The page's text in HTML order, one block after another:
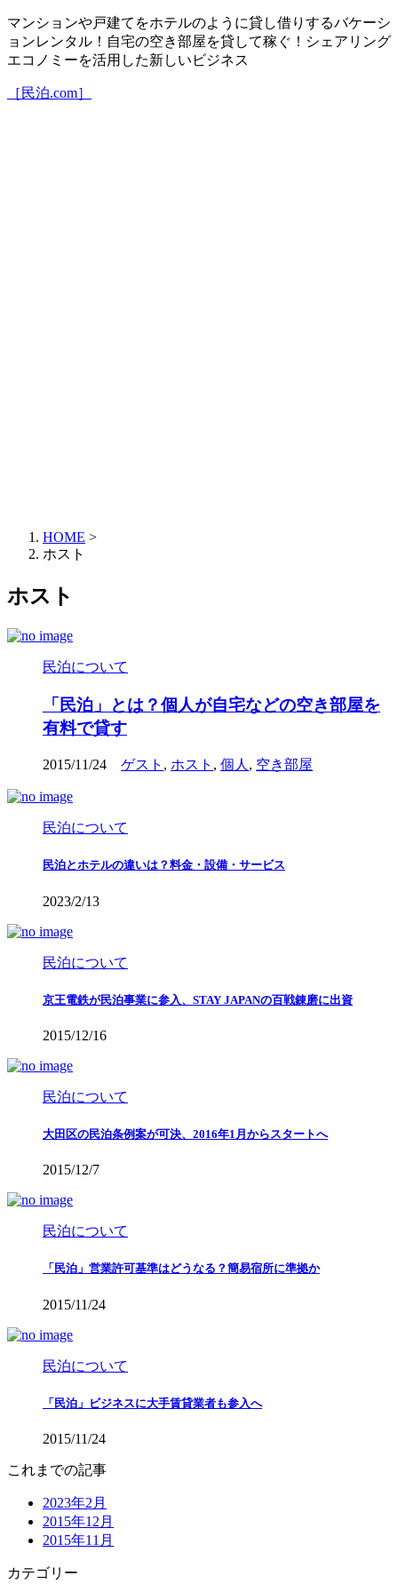
マンションや戸建てをホテルのように貸し借りするバケーシ
ョンレンタル！自宅の空き部屋を貸して稼ぐ！シェアリング
エコノミーを活用した新しいビジネス
［民泊.com］
HOME >
ホスト
ホスト
民泊について
「民泊」とは？個人が自宅などの空き部屋を
有料で貸す
2015/11/24 ゲスト , ホスト , 個人 , 空き部屋
民泊について
民泊とホテルの違いは？料金・設備・サービス
2023/2/13
民泊について
京王電鉄が民泊事業に参入、STAY JAPANの百戦錬磨に出資
2015/12/16
民泊について
大田区の民泊条例案が可決、2016年1月からスタートへ
2015/12/7
民泊について
「民泊」営業許可基準はどうなる？簡易宿所に準拠か
2015/11/24
民泊について
「民泊」ビジネスに大手賃貸業者も参入へ
2015/11/24
これまでの記事
2023年2月
2015年12月
2015年11月
カテゴリー